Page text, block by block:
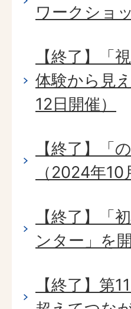
ワークショ
【終了】「
体験から見
12日開催）
【終了】「
（2024年10
【終了】「
ンター」を
【終了】第